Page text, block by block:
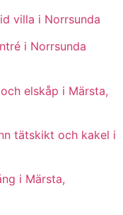
villa i Norrsunda
i Norrsunda
elskåp i Märsta,
tätskikt och kakel i
i Märsta,